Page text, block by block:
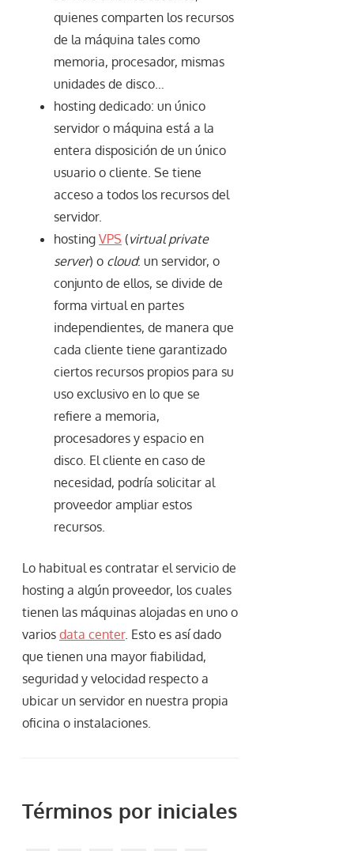
quienes comparten los recursos
de la máquina tales como
memoria, procesador, mismas
unidades de disco…
hosting dedicado: un único
servidor o máquina está a la
entera disposición de un único
usuario o cliente. Se tiene
acceso a todos los recursos del
servidor.
hosting VPS (virtual private
server) o cloud: un servidor, o
conjunto de ellos, se divide de
forma virtual en partes
independientes, de manera que
cada cliente tiene garantizado
ciertos recursos propios para su
uso exclusivo en lo que se
refiere a memoria,
procesadores y espacio en
disco. El cliente en caso de
necesidad, podría solicitar al
proveedor ampliar estos
recursos.
Lo habitual es contratar el servicio de
hosting a algún proveedor, los cuales
tienen las máquinas alojadas en uno o
varios data center. Esto es así dado
que tienen una mayor fiabilidad,
seguridad y velocidad respecto a
ubicar un servidor en nuestra propia
oficina o instalaciones.
Términos por iniciales